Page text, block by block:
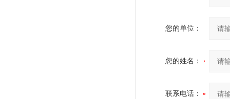
您的单位：
您的姓名：
联系电话：